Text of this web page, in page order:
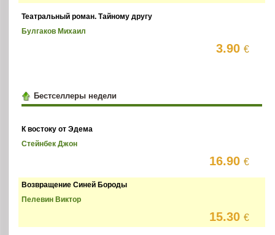
Театральный роман. Тайному другу
Булгаков Михаил
3.90€
Бестселлеры недели
К востоку от Эдема
Стейнбек Джон
16.90€
Возвращение Синей Бороды
Пелевин Виктор
15.30€